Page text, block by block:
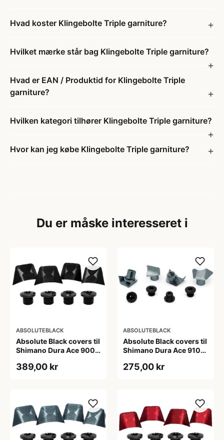
Hvad koster Klingebolte Triple garniture?
Hvilket mærke står bag Klingebolte Triple garniture?
Hvad er EAN / Produktid for Klingebolte Triple
garniture?
Hvilken kategori tilhører Klingebolte Triple garniture?
Hvor kan jeg købe Klingebolte Triple garniture?
Du er måske interesseret i
ABSOLUTEBLACK
Absolute Black covers til
Shimano Dura Ace 9000
389,00 kr
ABSOLUTEBLACK
Absolute Black covers til
Shimano Dura Ace 9100
275,00 kr